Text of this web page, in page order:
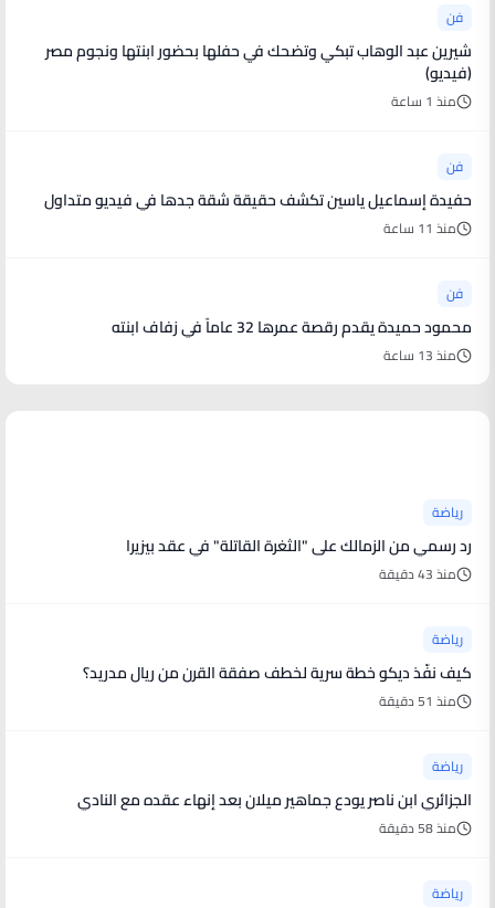
فن
شيرين عبد الوهاب تبكي وتضحك في حفلها بحضور ابنتها ونجوم مصر
(فيديو)
منذ 1 ساعة
فن
حفيدة إسماعيل ياسين تكشف حقيقة شقة جدها في فيديو متداول
منذ 11 ساعة
فن
محمود حميدة يقدم رقصة عمرها 32 عاماً في زفاف ابنته
منذ 13 ساعة
رياضة
رد رسمي من الزمالك على "الثغرة القاتلة" في عقد بيزيرا
منذ 43 دقيقة
رياضة
كيف نفّذ ديكو خطة سرية لخطف صفقة القرن من ريال مدريد؟
منذ 51 دقيقة
رياضة
الجزائري ابن ناصر يودع جماهير ميلان بعد إنهاء عقده مع النادي
منذ 58 دقيقة
رياضة